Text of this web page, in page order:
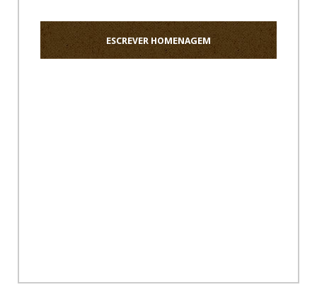
ESCREVER HOMENAGEM